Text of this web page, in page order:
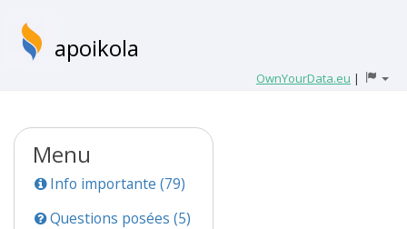
apoikola
OwnYourData.eu |
Menu
Info importante (79)
Questions posées (5)